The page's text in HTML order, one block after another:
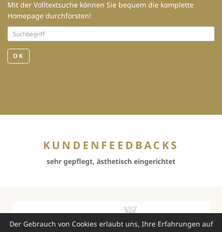
Der Gebrauch von Cookies erlaubt uns, Ihre Erfahrungen auf
Mit der Volltextsuche können Sie bequem die komplette
Homepage durchforsten!
OK
KUNDENFEEDBACKS
sehr gepflegt, ästhetisch eingerichtet